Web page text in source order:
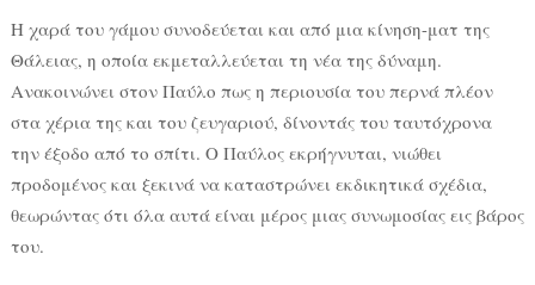
Η χαρά του γάμου συνοδεύεται και από μια κίνηση-ματ της
Θάλειας, η οποία εκμεταλλεύεται τη νέα της δύναμη.
Ανακοινώνει στον Παύλο πως η περιουσία του περνά πλέον
στα χέρια της και του ζευγαριού, δίνοντάς του ταυτόχρονα
την έξοδο από το σπίτι. Ο Παύλος εκρήγνυται, νιώθει
προδομένος και ξεκινά να καταστρώνει εκδικητικά σχέδια,
θεωρώντας ότι όλα αυτά είναι μέρος μιας συνωμοσίας εις βάρος
του.